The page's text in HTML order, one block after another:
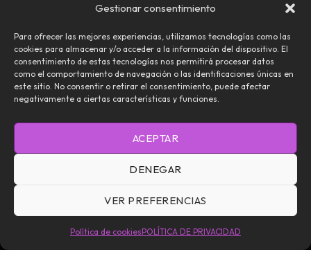
Gestionar consentimiento
Para ofrecer las mejores experiencias, utilizamos tecnologías como las
cookies para almacenar y/o acceder a la información del dispositivo. El
consentimiento de estas tecnologías nos permitirá procesar datos
como el comportamiento de navegación o las identificaciones únicas en
este sitio. No consentir o retirar el consentimiento, puede afectar
negativamente a ciertas características y funciones.
ACEPTAR
DENEGAR
VER PREFERENCIAS
Política de cookiesPOLÍTICA DE PRIVACIDAD
NOSOTROS CONTACTO EDITORIAL
POLÍTICA DE COOKIES (UE)
Daemoniaca — Todos los Derechos Reservados © 2026